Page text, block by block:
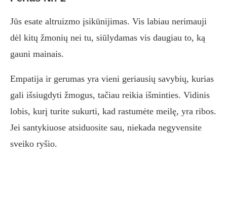
Jūs esate altruizmo įsikūnijimas. Vis labiau nerimauji
dėl kitų žmonių nei tu, siūlydamas vis daugiau to, ką
gauni mainais.
Empatija ir gerumas yra vieni geriausių savybių, kurias
gali išsiugdyti žmogus, tačiau reikia išminties. Vidinis
lobis, kurį turite sukurti, kad rastumėte meilę, yra ribos.
Jei santykiuose atsiduosite sau, niekada negyvensite
sveiko ryšio.